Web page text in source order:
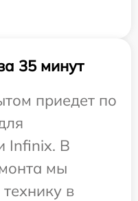
35 минут
приедет по
Infinix. В
мы
в